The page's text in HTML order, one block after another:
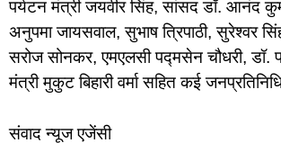
पर्यटन मंत्री जयवीर सिंह, सांसद डॉ. आनंद
अनुपमा जायसवाल, सुभाष त्रिपाठी, सुरेश्वर
सरोज सोनकर, एमएलसी पद्मसेन चौधरी, डॉ.
मंत्री मुकुट बिहारी वर्मा सहित कई
संवाद न्यूज एजेंसी